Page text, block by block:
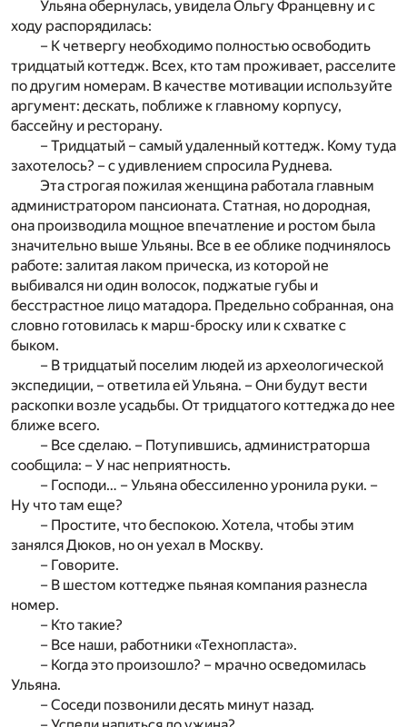
Ульяна обернулась, увидела Ольгу Францевну и с
ходу распорядилась:
– К четвергу необходимо полностью освободить
тридцатый коттедж. Всех, кто там проживает, расселите
по другим номерам. В качестве мотивации используйте
аргумент: дескать, поближе к главному корпусу,
бассейну и ресторану.
– Тридцатый – самый удаленный коттедж. Кому туда
захотелось? – с удивлением спросила Руднева.
Эта строгая пожилая женщина работала главным
администратором пансионата. Статная, но дородная,
она производила мощное впечатление и ростом была
значительно выше Ульяны. Все в ее облике подчинялось
работе: залитая лаком прическа, из которой не
выбивался ни один волосок, поджатые губы и
бесстрастное лицо матадора. Предельно собранная, она
словно готовилась к марш-броску или к схватке с
быком.
– В тридцатый поселим людей из археологической
экспедиции, – ответила ей Ульяна. – Они будут вести
раскопки возле усадьбы. От тридцатого коттеджа до нее
ближе всего.
– Все сделаю. – Потупившись, администраторша
сообщила: – У нас неприятность.
– Господи… – Ульяна обессиленно уронила руки. –
Ну что там еще?
– Простите, что беспокою. Хотела, чтобы этим
занялся Дюков, но он уехал в Москву.
– Говорите.
– В шестом коттедже пьяная компания разнесла
номер.
– Кто такие?
– Все наши, работники «Технопласта».
– Когда это произошло? – мрачно осведомилась
Ульяна.
– Соседи позвонили десять минут назад.